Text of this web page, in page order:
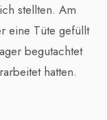
stellten. Am
eine Tüte gefüllt
begutachtet
hatten.